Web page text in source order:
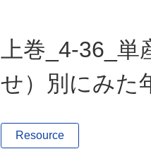
上巻_4-36_
せ）別にみた
Resource